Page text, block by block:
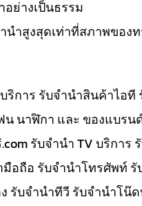
อย่างเป็นธรรม
นำสูงสุดเท่าที่สภาพของ
ริการ รับจำนำสินค้าไอที
นาฬิกา และ ของแบรน
รับจำนำ TV บริการ
มือถือ รับจำนำโทรศัพท์
รับจำนำทีวี รับจำนำโน๊